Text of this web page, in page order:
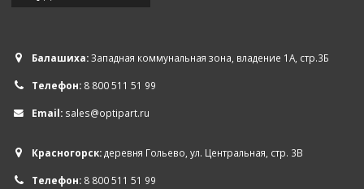
Балашиха:Западная коммунальная зона, владение 1А, стр.3Б
Телефон: 8 800 511 51 99
Email: sales@optipart.ru
Красногорск:деревня Гольево, ул. Центральная, стр. 3В
Телефон: 8 800 511 51 99